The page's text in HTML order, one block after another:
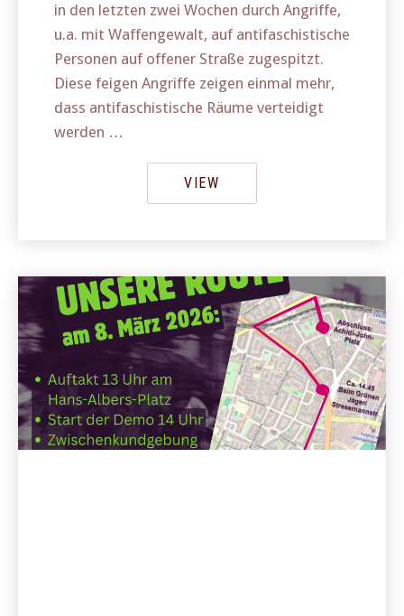
in den letzten zwei Wochen durch Angriffe,
u.a. mit Waffengewalt, auf antifaschistische
Personen auf offener Straße zugespitzt.
Diese feigen Angriffe zeigen einmal mehr,
dass antifaschistische Räume verteidigt
werden …
VIEW